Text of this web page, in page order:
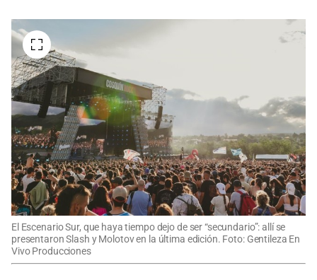
El Escenario Sur, que haya tiempo dejo de ser “secundario”: allí se
presentaron Slash y Molotov en la última edición. Foto: Gentileza En
Vivo Producciones